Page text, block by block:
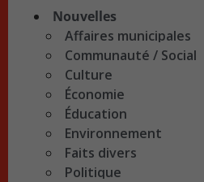
Nouvelles
Affaires municipales
Communauté / Social
Culture
Économie
Éducation
Environnement
Faits divers
Politique